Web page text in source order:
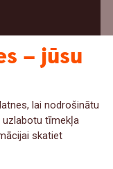
cilvēka
– jūsu
lai nodrošinātu
uzlabotu tīmekļa
skatiet